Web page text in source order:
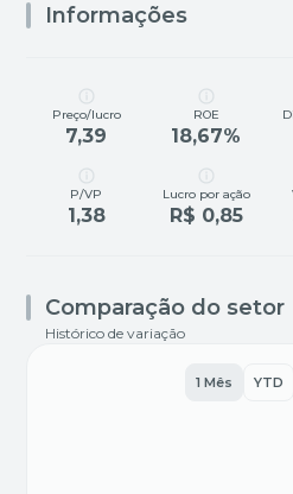
Informações
Preço/lucro
7,39
ROE
18,67%
P/VP
1,38
Lucro por ação
R$ 0,85
Comparação do setor
Histórico de variação
1 Mês YTD